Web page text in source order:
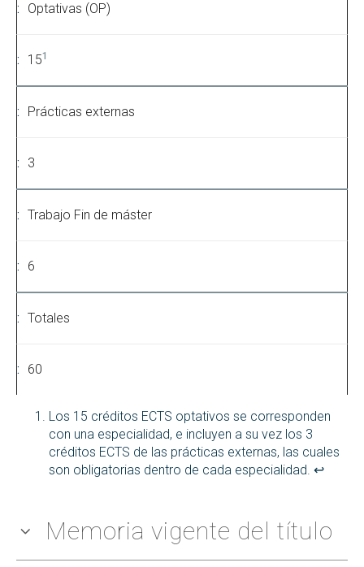
Optativas (OP)
151
Prácticas externas
3
Trabajo Fin de máster
6
Totales
60
Los 15 créditos ECTS optativos se corresponden
con una especialidad, e incluyen a su vez los 3
créditos ECTS de las prácticas externas, las cuales
son obligatorias dentro de cada especialidad. ↩︎
Memoria vigente del título